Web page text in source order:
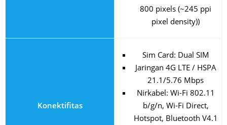
800 pixels (~245 ppi
pixel density))
Konektifitas
Sim Card: Dual SIM
Jaringan 4G LTE / HSPA
21.1/5.76 Mbps
Nirkabel: Wi-Fi 802.11
b/g/n, Wi-Fi Direct,
Hotspot, Bluetooth V4.1